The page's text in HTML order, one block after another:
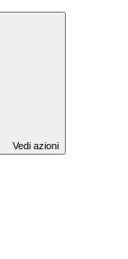
Vedi azioni